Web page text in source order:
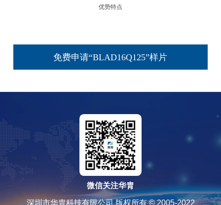
优势特点
免费申请“BLAD16Q125”样片
微信关注华胄
深圳市华胄科技有限公司 版权所有 © 2005-2022